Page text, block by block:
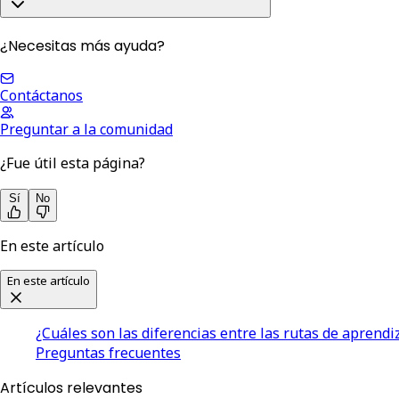
¿Necesitas más ayuda?
Contáctanos
Preguntar a la comunidad
¿Fue útil esta página?
Sí No
En este artículo
En este artículo
¿Cuáles son las diferencias entre las rutas de
Preguntas frecuentes
Artículos relevantes